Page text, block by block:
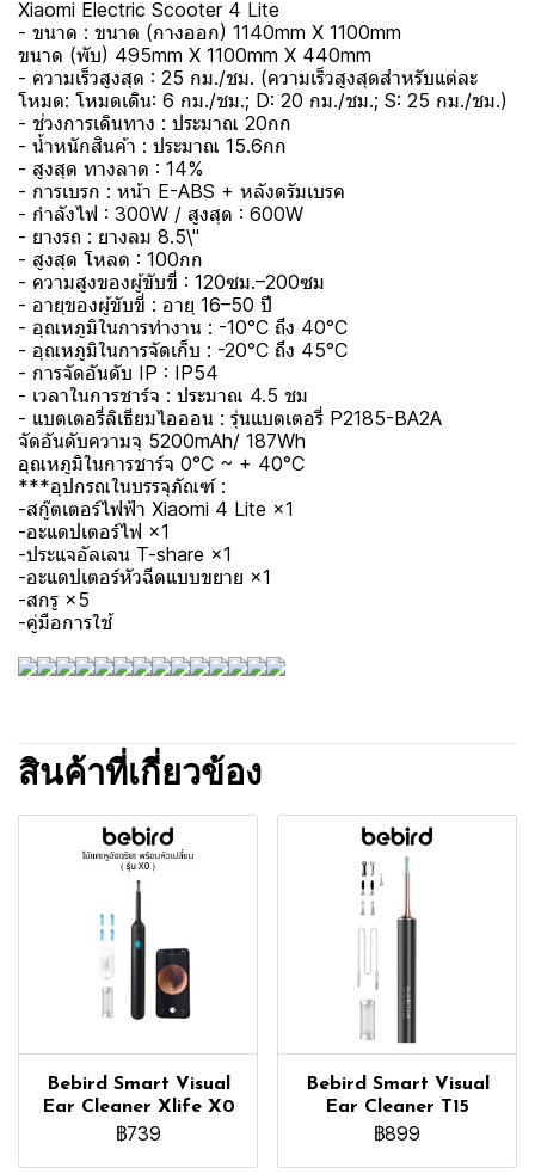
Xiaomi Electric Scooter 4 Lite
- ขนาด : ขนาด (กางออก) 1140mm X 1100mm
ขนาด (พับ) 495mm X 1100mm X 440mm
- ความเร็วสูงสุด : 25 กม./ชม. (ความเร็วสูงสุดสำหรับแต่ละ
โหมด: โหมดเดิน: 6 กม./ชม.; D: 20 กม./ชม.; S: 25 กม./ชม.)
- ช่วงการเดินทาง : ประมาณ 20กก
- น้ำหนักสินค้า : ประมาณ 15.6กก
- สูงสุด ทางลาด : 14%
- การเบรก : หน้า E-ABS + หลังดรัมเบรค
- กำลังไฟ : 300W / สูงสุด : 600W
- ยางรถ : ยางลม 8.5\"
- สูงสุด โหลด : 100กก
- ความสูงของผู้ขับขี่ : 120ซม.–200ซม
- อายุของผู้ขับขี่ : อายุ 16–50 ปี
- อุณหภูมิในการทำงาน : -10°C ถึง 40°C
- อุณหภูมิในการจัดเก็บ : -20°C ถึง 45°C
- การจัดอันดับ IP : IP54
- เวลาในการชาร์จ : ประมาณ 4.5 ชม
- แบตเตอรี่ลิเธียมไอออน : รุ่นแบตเตอรี่ P2185-BA2A
จัดอันดับความจุ 5200mAh/ 187Wh
อุณหภูมิในการชาร์จ 0°C ~ + 40°C
***อุปกรณในบรรจุภัณฑ์ :
-สกู๊ตเตอร์ไฟฟ้า Xiaomi 4 Lite ×1
-อะแดปเตอร์ไฟ ×1
-ประแจอัลเลน T-share ×1
-อะแดปเตอร์หัวฉีดแบบขยาย ×1
-สกรู ×5
-คู่มือการใช้
สินค้าที่เกี่ยวข้อง
Bebird Smart Visual
Ear Cleaner Xlife X0
฿739
Bebird Smart Visual
Ear Cleaner T15
฿899